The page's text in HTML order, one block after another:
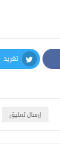
تغريد
Twitter
إرسال تعليق